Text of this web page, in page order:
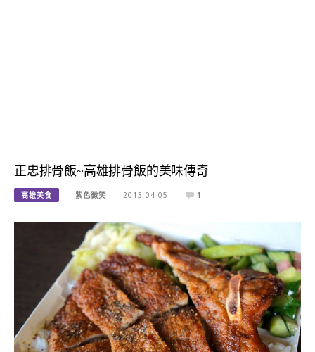
正忠排骨飯~高雄排骨飯的美味傳奇
高雄美食 紫色微笑 2013-04-05 1